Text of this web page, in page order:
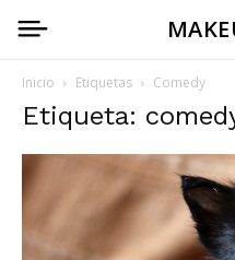
Inicio Etiquetas Comedy
Etiqueta: